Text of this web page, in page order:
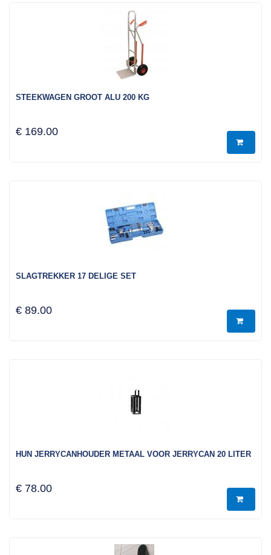
STEEKWAGEN GROOT ALU 200 KG
€ 169.00
SLAGTREKKER 17 DELIGE SET
€ 89.00
HUN JERRYCANHOUDER METAAL VOOR JERRYCAN 20 LITER
€ 78.00